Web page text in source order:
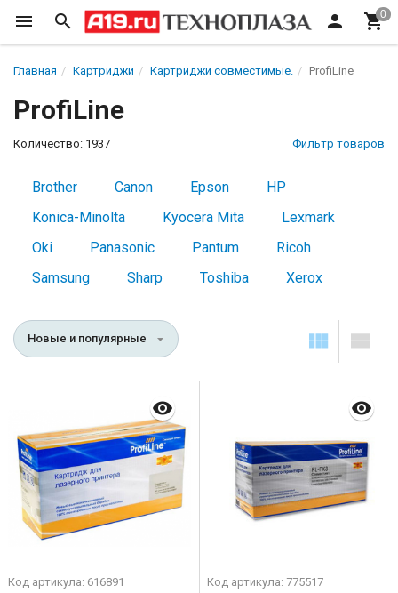
Главная Картриджи Картриджи совместимые. ProfiLine
ProfiLine
Количество: 1937 Фильтр товаров
Brother Canon Epson
HP
Konica-Minolta
Kyocera Mita
Lexmark
Oki
Panasonic Pantum
Ricoh
Samsung
Sharp Toshiba Xerox
Новые и популярные
Код артикула: 616891 Код артикула: 775517